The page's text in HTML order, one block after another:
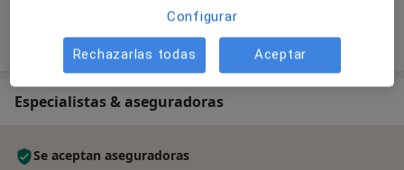
¿Cómo funcionan los precios?
Especialistas & aseguradoras
Se aceptan aseguradoras
Configurar
Rechazarlas todas Aceptar